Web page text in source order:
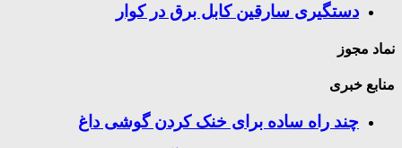
دستگیری سارقین کابل برق در کوار
نماد مجوز
منابع خبری
چند راه‌ ساده برای خنک کردن گوشی داغ